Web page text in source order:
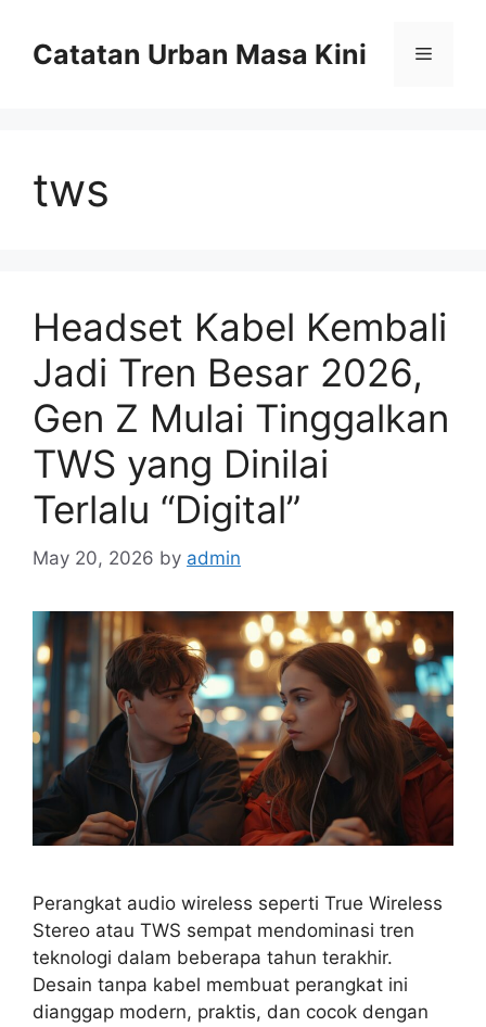
contentCatatan Urban Masa Kini Menu
tws
Headset Kabel Kembali
Jadi Tren Besar 2026,
Gen Z Mulai Tinggalkan
TWS yang Dinilai
Terlalu “Digital”
May 20, 2026 by admin
Perangkat audio wireless seperti True Wireless
Stereo atau TWS sempat mendominasi tren
teknologi dalam beberapa tahun terakhir.
Desain tanpa kabel membuat perangkat ini
dianggap modern, praktis, dan cocok dengan